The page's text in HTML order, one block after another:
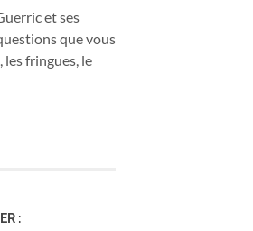
et ses
que vous
les fringues, le
: